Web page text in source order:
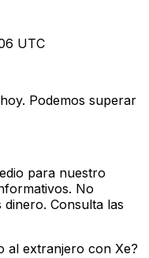
UTC
Podemos superar
para nuestro
No
dinero. Consulta las
al extranjero con Xe?